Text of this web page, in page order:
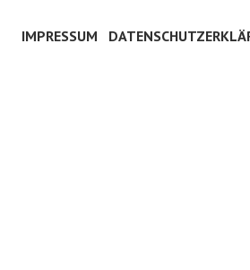
IMPRESSUM